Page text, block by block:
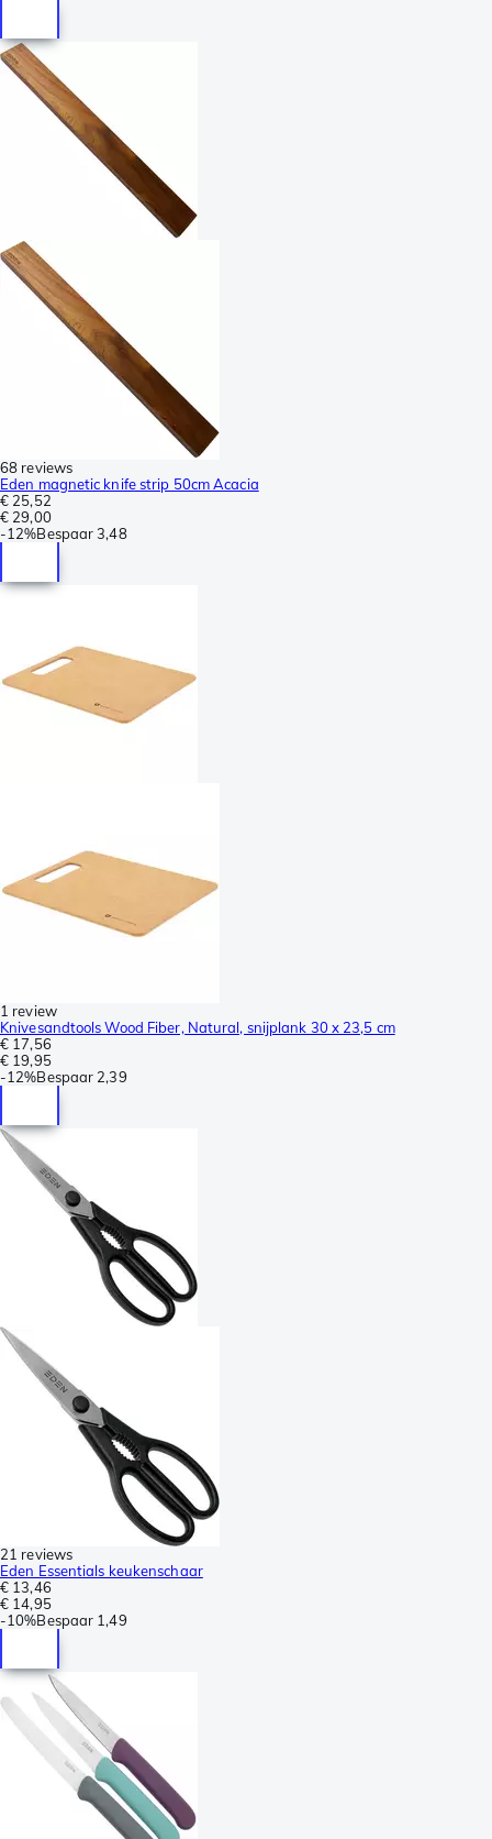
68 reviews
Eden magnetic knife strip 50cm Acacia
€ 25,52
€ 29,00
-12%Bespaar 3,48
1 review
Knivesandtools Wood Fiber, Natural, snijplank 30 x 23,5 cm
€ 17,56
€ 19,95
-12%Bespaar 2,39
21 reviews
Eden Essentials keukenschaar
€ 13,46
€ 14,95
-10%Bespaar 1,49